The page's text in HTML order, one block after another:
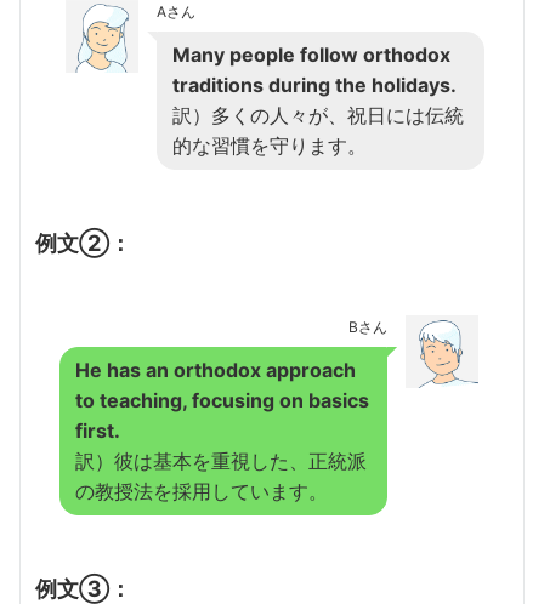
Aさん
Many people follow orthodox
traditions during the holidays.
訳）多くの人々が、祝日には伝統
的な習慣を守ります。
例文②：
Bさん
He has an orthodox approach
to teaching, focusing on basics
first.
訳）彼は基本を重視した、正統派
の教授法を採用しています。
例文③：